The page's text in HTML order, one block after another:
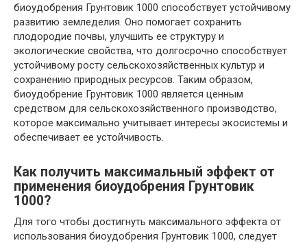
биоудобрения Грунтовик 1000 способствует устойчивому
развитию земледелия. Оно помогает сохранить
плодородие почвы, улучшить ее структуру и
экологические свойства, что долгосрочно способствует
устойчивому росту сельскохозяйственных культур и
сохранению природных ресурсов. Таким образом,
биоудобрение Грунтовик 1000 является ценным
средством для сельскохозяйственного производство,
которое максимально учитывает интересы экосистемы и
обеспечивает ее устойчивость.
Как получить максимальный эффект от
применения биоудобрения Грунтовик
1000?
Для того чтобы достигнуть максимального эффекта от
использования биоудобрения Грунтовик 1000, следует